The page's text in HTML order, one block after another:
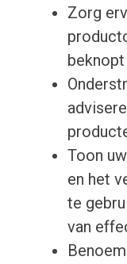
Zorg
Toon
en het
te
van